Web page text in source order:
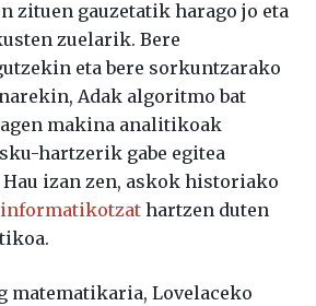
zituen gauzetatik harago jo eta
zuelarik. Bere
eta bere sorkuntzarako
Adak algoritmo bat
makina analitikoak
hartzerik gabe egitea
izan zen, askok historiako
hartzen duten
matematikaria, Lovelaceko